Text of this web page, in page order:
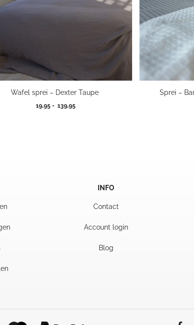
Wafel sprei – Dexter Taupe
19,95 - 139,95Prijsklasse:
Sprei –
INFO
Contact
Account login
Blog